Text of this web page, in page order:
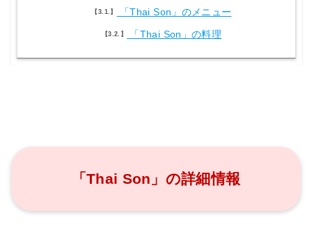
3.1. 「Thai Son」のメニュー
3.2. 「Thai Son」の料理
「Thai Son」の詳細情報